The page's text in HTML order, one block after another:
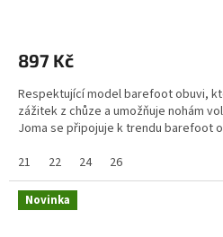
897 Kč
Respektující model barefoot obuvi,
zážitek z chůze a umožňuje nohám
Joma se připojuje k trendu barefoot
21
22 24 26
Novinka